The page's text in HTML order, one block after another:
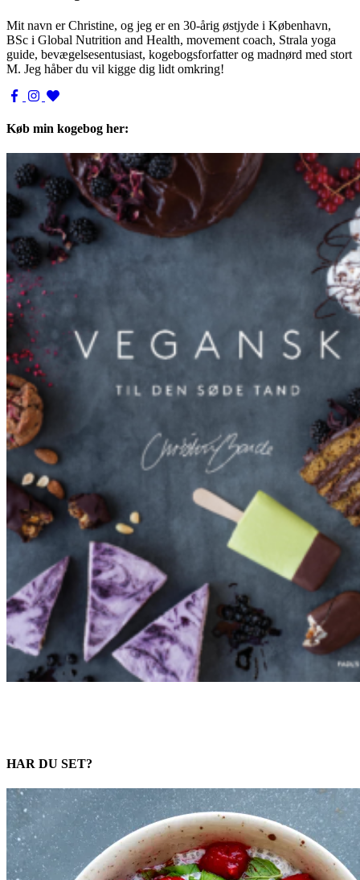
Mit navn er Christine, og jeg er en 30-årig østjyde i København,
BSc i Global Nutrition and Health, movement coach, Strala yoga
guide, bevægelsesentusiast, kogebogsforfatter og madnørd med stort
M. Jeg håber du vil kigge dig lidt omkring!
Køb min kogebog her:
HAR DU SET?